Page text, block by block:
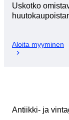
Uskotko
Aloita myyminen
Antiikki- ja